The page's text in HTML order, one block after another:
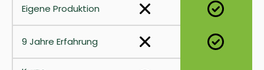
Eigene Produktion
9 Jahre Erfahrung